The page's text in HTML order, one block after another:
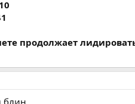
продолжает